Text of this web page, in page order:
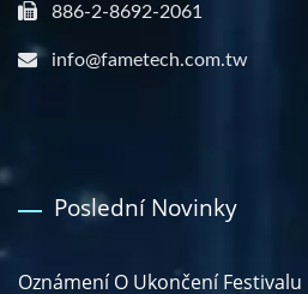
886-2-8692-2061
info@fametech.com.tw
Poslední Novinky
Oznámení O Ukončení